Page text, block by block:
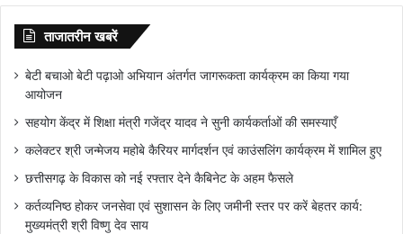
ताजातरीन खबरें
बेटी बचाओ बेटी पढ़ाओ अभियान अंतर्गत जागरूकता कार्यक्रम का किया गया
आयोजन
सहयोग केंद्र में शिक्षा मंत्री गजेंद्र यादव ने सुनी कार्यकर्ताओं की समस्याएँ
कलेक्टर श्री जन्मेजय महोबे कैरियर मार्गदर्शन एवं काउंसलिंग कार्यक्रम में शामिल हुए
छत्तीसगढ़ के विकास को नई रफ्तार देने कैबिनेट के अहम फैसले
कर्तव्यनिष्ठ होकर जनसेवा एवं सुशासन के लिए जमीनी स्तर पर करें बेहतर कार्य:
मुख्यमंत्री श्री विष्णु देव साय